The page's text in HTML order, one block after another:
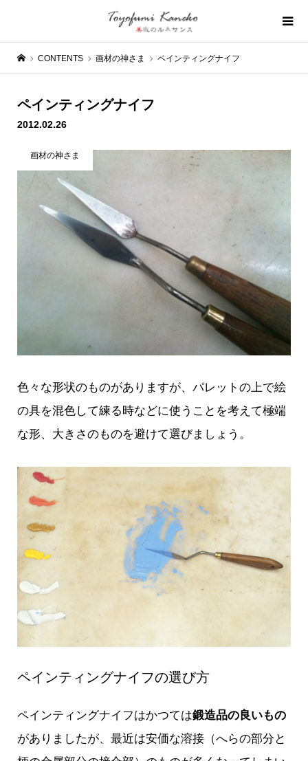
CONTENTS 画材の神さま ペインティングナイフ
ペインティングナイフ
2012.02.26
画材の神さま
色々な形状のものがありますが、パレットの上で絵
の具を混色して練る時などに使うことを考えて極端
な形、大きさのものを避けて選びましょう。
ペインティングナイフの選び方
ペインティングナイフはかつては鍛造品の良いもの
がありましたが、最近は安価な溶接（へらの部分と